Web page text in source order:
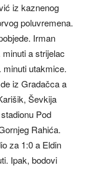
iz kaznenog
poluvremena.
Irman
a strijelac
minuti utakmice.
iz Gradačca a
Ševkija
Pod
Rahića.
za 1:0 a Eldin
Ipak, bodovi